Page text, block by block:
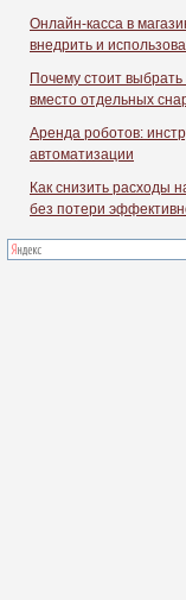
Онлайн-касса в
внедрить и
Почему стоит выбрать
вместо отдельных
Аренда роботов:
автоматизации
Как снизить расходы
без потери